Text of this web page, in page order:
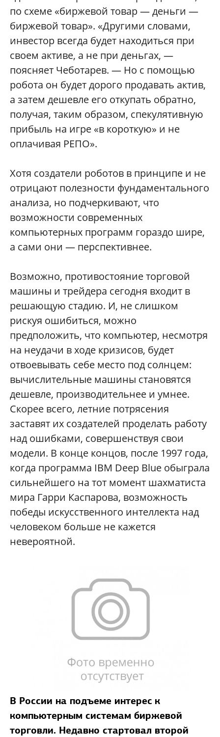
по схеме «биржевой товар — деньги —
биржевой товар». «Другими словами,
инвестор всегда будет находиться при
своем активе, а не при деньгах, —
поясняет Чеботарев. — Но с помощью
робота он будет дорого продавать актив,
а затем дешевле его откупать обратно,
получая, таким образом, спекулятивную
прибыль на игре «в короткую» и не
оплачивая РЕПО».
Хотя создатели роботов в принципе и не
отрицают полезности фундаментального
анализа, но подчеркивают, что
возможности современных
компьютерных программ гораздо шире,
а сами они — перспективнее.
Возможно, противостояние торговой
машины и трейдера сегодня входит в
решающую стадию. И, не слишком
рискуя ошибиться, можно
предположить, что компьютер, несмотря
на неудачи в ходе кризисов, будет
отвоевывать себе место под солнцем:
вычислительные машины становятся
дешевле, производительнее и умнее.
Скорее всего, летние потрясения
заставят их создателей проделать работу
над ошибками, совершенствуя свои
модели. В конце концов, после 1997 года,
когда программа IBM Deep Blue обыграла
сильнейшего на тот момент шахматиста
мира Гарри Каспарова, возможность
победы искусственного интеллекта над
человеком больше не кажется
невероятной.
В России на подъеме интерес к
компьютерным системам биржевой
торговли. Недавно стартовал второй